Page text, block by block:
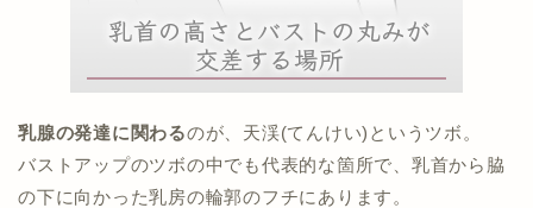
乳腺の発達に関わるのが、天渓(てんけい)というツボ。
バストアップのツボの中でも代表的な箇所で、乳首から脇
の下に向かった乳房の輪郭のフチにあります。